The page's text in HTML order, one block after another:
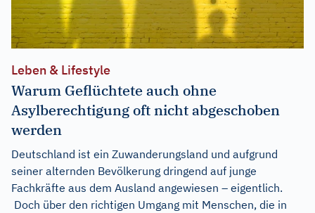
Leben & Lifestyle
Warum Geflüchtete auch ohne
Asylberechtigung oft nicht abgeschoben
werden
Deutschland ist ein Zuwanderungsland und aufgrund
seiner alternden Bevölkerung dringend auf junge
Fachkräfte aus dem Ausland angewiesen – eigentlich.
Doch über den richtigen Umgang mit Menschen, die in